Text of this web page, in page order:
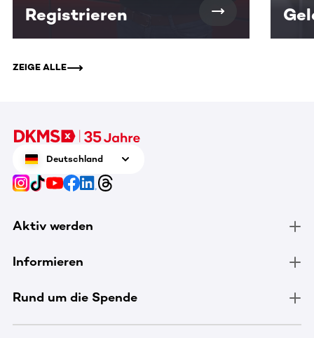
Registrieren
ZEIGE ALLE
Deutschland
Aktiv werden
Informieren
Rund um die Spende